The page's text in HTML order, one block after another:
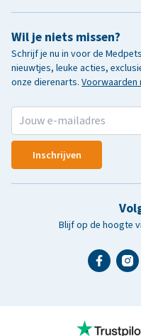
Wil je niets missen?
Schrijf je nu in voor de
nieuwtjes, leuke acties,
onze dierenarts.
Inschrijven
Blijf op de hoogte